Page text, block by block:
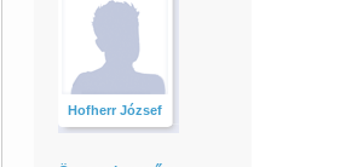
Hofherr József